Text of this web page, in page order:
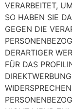
VERARBEITET,
SO HABEN SIE
GEGEN DIE
DERARTIGER
FÜR DAS